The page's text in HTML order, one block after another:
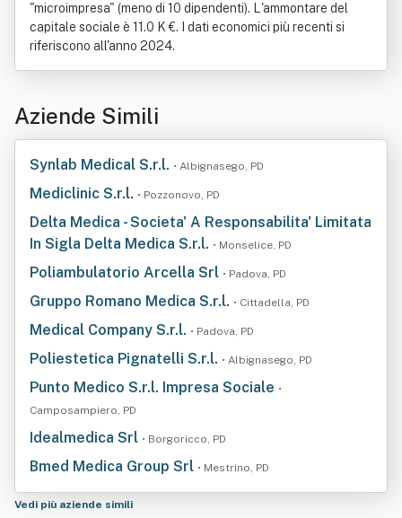
"microimpresa" (meno di 10 dipendenti). L'ammontare del
capitale sociale è 11.0 K €. I dati economici più recenti si
riferiscono all'anno 2024.
Aziende Simili
Synlab Medical S.r.l. • Albignasego, PD
Mediclinic S.r.l. • Pozzonovo, PD
Delta Medica - Societa' A Responsabilita' Limitata
In Sigla Delta Medica S.r.l. • Monselice, PD
Poliambulatorio Arcella Srl • Padova, PD
Gruppo Romano Medica S.r.l. • Cittadella, PD
Medical Company S.r.l. • Padova, PD
Poliestetica Pignatelli S.r.l. • Albignasego, PD
Punto Medico S.r.l. Impresa Sociale •
Camposampiero, PD
Idealmedica Srl • Borgoricco, PD
Bmed Medica Group Srl • Mestrino, PD
Vedi più aziende simili